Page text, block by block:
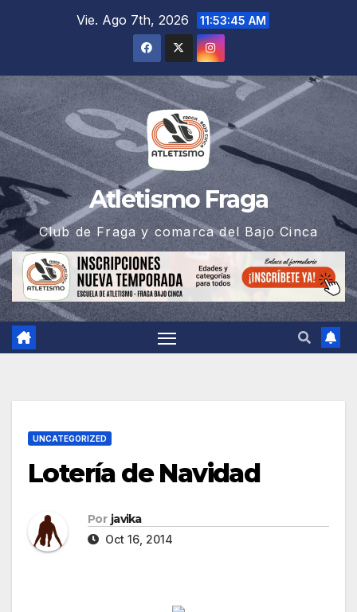
Vie. Ago 7th, 2026 11:53:45 AM
Atletismo Fraga
Club de Fraga y comarca del Bajo Cinca
UNCATEGORIZED
Lotería de Navidad
Por javika
Oct 16, 2014